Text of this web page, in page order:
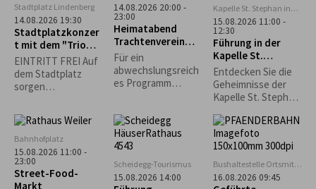
Stadtplatz Lindenberg
14.08.2026 19:30
Stadtplatzkonzer
t mit dem "Trio
Spontan"
EINTRITT FREI Auf
dem Stadtplatz
sorgen
Vereine für
Sitzgelegenheiten
und das leibliche
Wohl. *Die
Veranstaltung
findet nur bei
14.08.2026 20:00 -
23:00
Heimatabend
Trachtenverein
Stiefenhofen
Für ein
abwechslungsreich
es Programm
Kindergruppe und
die aktiven Plattler.
Kapelle St. Stephan in
Genhofen
15.08.2026 11:00 -
12:30
Führung in der
Kapelle St.
Stephan in
Genhofen
Entdecken Sie die
Geheimnisse der
Kapelle St. Stephan
einer exklusiven
Führung mit
Heimatpfleger
Georg King!
Bahnhofplatz
15.08.2026 11:00 -
23:00
Street-Food-
Markt
Scheidegg-Tourismus
15.08.2026 14:00
Bushaltestelle Ortsmitte
Scheidegg
16.08.2026 09:45